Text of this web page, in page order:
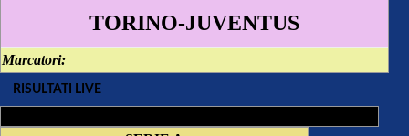
TORINO-JUVENTUS
Marcatori:
RISULTATI LIVE